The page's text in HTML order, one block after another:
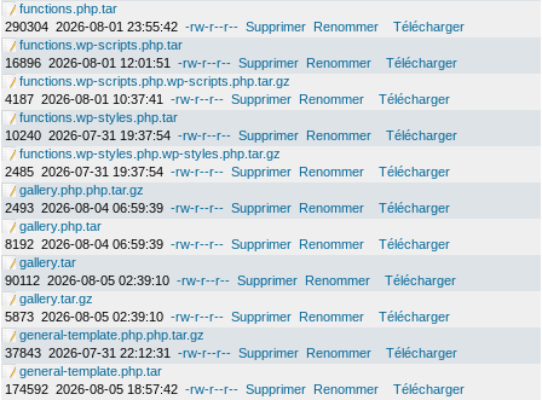
functions.php.tar
290304 2026-08-01 23:55:42 -rw-r--r-- Supprimer Renommer
Télécharger
functions.wp-scripts.php.tar
16896 2026-08-01 12:01:51 -rw-r--r-- Supprimer Renommer
Télécharger
functions.wp-scripts.php.wp-scripts.php.tar.gz
4187 2026-08-01 10:37:41 -rw-r--r-- Supprimer Renommer
Télécharger
functions.wp-styles.php.tar
10240 2026-07-31 19:37:54 -rw-r--r-- Supprimer Renommer
Télécharger
functions.wp-styles.php.wp-styles.php.tar.gz
2485 2026-07-31 19:37:54 -rw-r--r-- Supprimer Renommer
Télécharger
gallery.php.php.tar.gz
2493 2026-08-04 06:59:39 -rw-r--r-- Supprimer Renommer
Télécharger
gallery.php.tar
8192 2026-08-04 06:59:39 -rw-r--r-- Supprimer Renommer
Télécharger
gallery.tar
90112 2026-08-05 02:39:10 -rw-r--r-- Supprimer Renommer
Télécharger
gallery.tar.gz
5873 2026-08-05 02:39:10 -rw-r--r-- Supprimer Renommer
Télécharger
general-template.php.php.tar.gz
37843 2026-07-31 22:12:31 -rw-r--r-- Supprimer Renommer
Télécharger
general-template.php.tar
174592 2026-08-05 18:57:42 -rw-r--r-- Supprimer Renommer
Télécharger